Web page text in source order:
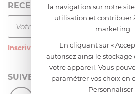
RECEVEZ LA NEWSLETTER
Inscrivez-vous à notre newsletter
SUIVEZ-NOUS
la navigation sur notre
utilisation et contribuer
marketing.
En cliquant sur «
autorisez ainsi le stockage
votre appareil. Vous
paramétrer vos choix en
Personnaliser